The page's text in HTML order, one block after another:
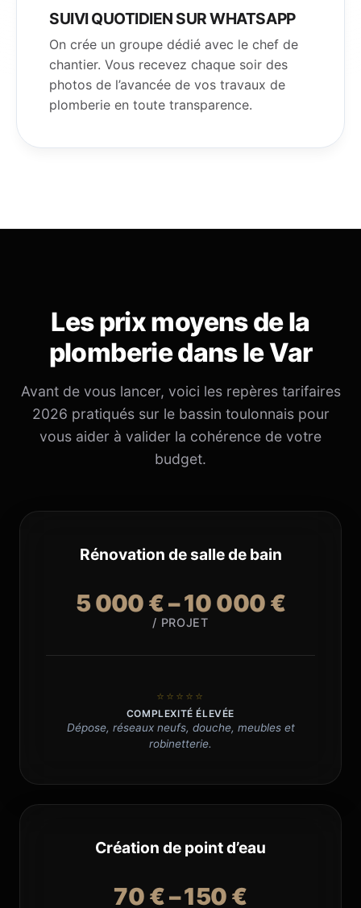
SUIVI QUOTIDIEN SUR WHATSAPP
On crée un groupe dédié avec le chef de
chantier. Vous recevez chaque soir des
photos de l’avancée de vos travaux de
plomberie en toute transparence.
Les prix moyens de la
plomberie dans le Var
Avant de vous lancer, voici les repères tarifaires
2026 pratiqués sur le bassin toulonnais pour
vous aider à valider la cohérence de votre
budget.
Rénovation de salle de bain
5 000 € – 10 000 €
/ PROJET
⭐⭐⭐⭐⭐
COMPLEXITÉ ÉLEVÉE
Dépose, réseaux neufs, douche, meubles et
robinetterie.
Création de point d’eau
70 € – 150 €